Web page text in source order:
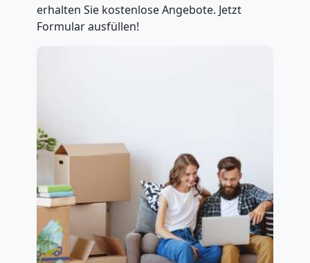
erhalten Sie kostenlose Angebote. Jetzt
Formular ausfüllen!